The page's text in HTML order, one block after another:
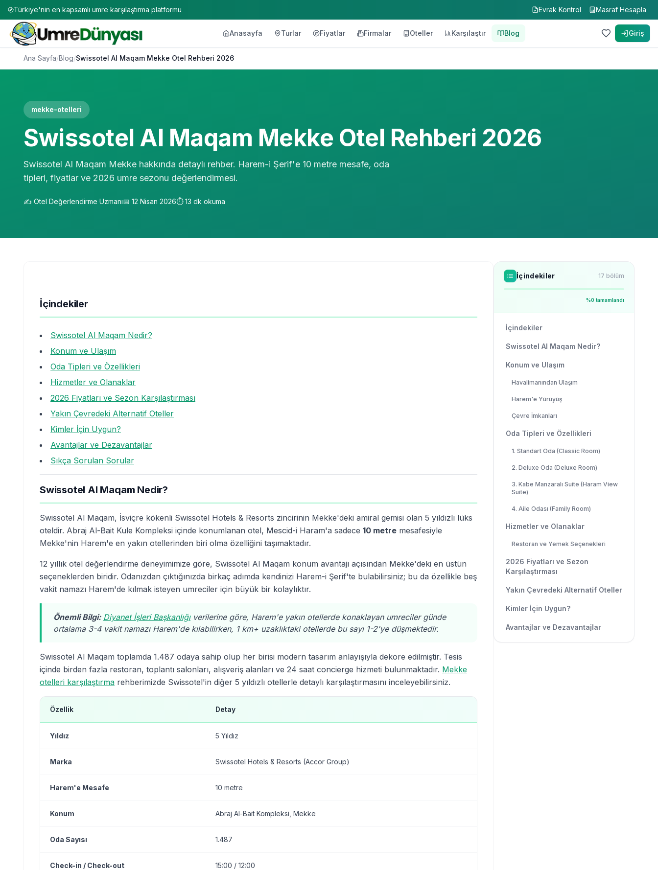
Türkiye'nin en kapsamlı umre karşılaştırma platformu Evrak Kontrol Masraf Hesapla
Anasayfa Turlar Fiyatlar Firmalar Oteller Karşılaştır Blog Giriş
Ana Sayfa/Blog/Swissotel Al Maqam Mekke Otel Rehberi 2026
mekke-otelleri
Swissotel Al Maqam Mekke Otel Rehberi 2026
Swissotel Al Maqam Mekke hakkında detaylı rehber. Harem-i Şerif'e 10 metre mesafe, oda
tipleri, fiyatlar ve 2026 umre sezonu değerlendirmesi.
✍️ Otel Değerlendirme Uzmanı📅 12 Nisan 2026⏱️13 dk okuma
İçindekiler
Swissotel Al Maqam Nedir?
Konum ve Ulaşım
Oda Tipleri ve Özellikleri
Hizmetler ve Olanaklar
2026 Fiyatları ve Sezon Karşılaştırması
Yakın Çevredeki Alternatif Oteller
Kimler İçin Uygun?
Avantajlar ve Dezavantajlar
Sıkça Sorulan Sorular
Swissotel Al Maqam Nedir?
Swissotel Al Maqam, İsviçre kökenli Swissotel Hotels & Resorts zincirinin Mekke'deki amiral gemisi olan 5 yıldızlı lüks
oteldir. Abraj Al-Bait Kule Kompleksi içinde konumlanan otel, Mescid-i Haram'a sadece 10 metre mesafesiyle
Mekke'nin Harem'e en yakın otellerinden biri olma özelliğini taşımaktadır.
12 yıllık otel değerlendirme deneyimimize göre, Swissotel Al Maqam konum avantajı açısından Mekke'deki en üstün
seçeneklerden biridir. Odanızdan çıktığınızda birkaç adımda kendinizi Harem-i Şerif'te bulabilirsiniz; bu da özellikle beş
vakit namazı Harem'de kılmak isteyen umreciler için büyük bir kolaylıktır.
Önemli Bilgi: Diyanet İşleri Başkanlığıverilerine göre, Harem'e yakın otellerde konaklayan umreciler günde
ortalama 3-4 vakit namazı Harem'de kılabilirken, 1 km+ uzaklıktaki otellerde bu sayı 1-2'ye düşmektedir.
Swissotel Al Maqam toplamda 1.487 odaya sahip olup her birisi modern tasarım anlayışıyla dekore edilmiştir. Tesis
içinde birden fazla restoran, toplantı salonları, alışveriş alanları ve 24 saat concierge hizmeti bulunmaktadır. Mekke
otelleri karşılaştırma rehberimizde Swissotel'in diğer 5 yıldızlı otellerle detaylı karşılaştırmasını inceleyebilirsiniz.
Özellik Detay
Yıldız 5 Yıldız
Marka Swissotel Hotels & Resorts (Accor Group)
Harem'e Mesafe 10 metre
Konum Abraj Al-Bait Kompleksi, Mekke
Oda Sayısı 1.487
Check-in / Check-out 15:00 / 12:00
İçindekiler 17 bölüm
%0 tamamlandı
İçindekiler
Swissotel Al Maqam Nedir?
Konum ve Ulaşım
Havalimanından Ulaşım
Harem'e Yürüyüş
Çevre İmkanları
Oda Tipleri ve Özellikleri
1. Standart Oda (Classic Room)
2. Deluxe Oda (Deluxe Room)
3. Kabe Manzaralı Suite (Haram View
Suite)
4. Aile Odası (Family Room)
Hizmetler ve Olanaklar
Restoran ve Yemek Seçenekleri
2026 Fiyatları ve Sezon
Karşılaştırması
Yakın Çevredeki Alternatif Oteller
Kimler İçin Uygun?
Avantajlar ve Dezavantajlar